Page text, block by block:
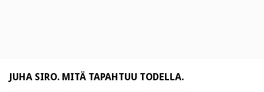
JUHA SIRO. MITÄ TAPAHTUU TODELLA.